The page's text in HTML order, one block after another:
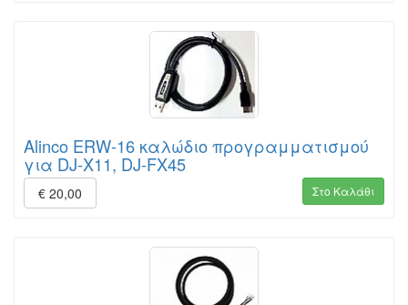
Alinco ERW-16 καλώδιο προγραμματισμού
για DJ-X11, DJ-FX45
€ 20,00 Στο Καλάθι